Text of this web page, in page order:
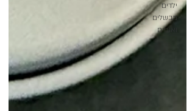
ילדים
מבשלים
ואופים